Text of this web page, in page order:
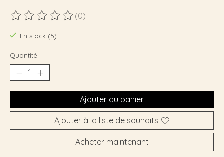
Ce produit est évalué à
(0)
En stock (5)
Quantité :
Ajouter au panier
Ajouter à la liste de souhaits
Acheter maintenant